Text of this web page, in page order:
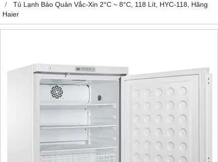
Tủ Lạnh Bảo Quản Vắc-Xin 2°C ~ 8°C, 118 Lít, HYC-118, Hãng
Haier